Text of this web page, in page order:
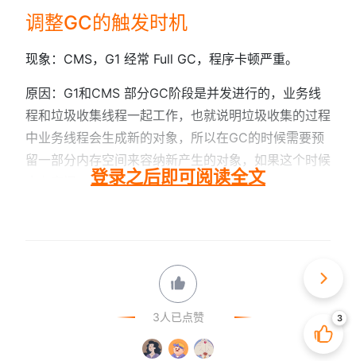
调整GC的触发时机
现象：CMS，G1 经常 Full GC，程序卡顿严重。
原因：G1和CMS 部分GC阶段是并发进行的，业务线
程和垃圾收集线程一起工作，也就说明垃圾收集的过程
中业务线程会生成新的对象，所以在GC的时候需要预
留一部分内存空间来容纳新产生的对象，如果这个时候
登录之后即可阅读全文
3人已点赞